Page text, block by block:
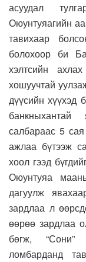
асуудал
Оюунтуяагийн
тавихаар
болохоор би
хэлтсийн
хошуучтай
дүүсийн хүүхэд
салбараас 5
ажлаа бүтээж
хоол гээд
Оюунтуяа
дагуулж
зардлаа л
өөрөө зардлаа
бөгж, “Сони”
ломбарданд